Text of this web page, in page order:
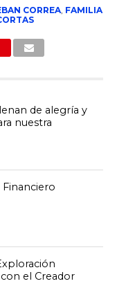
CORREA, FAMILIA
de alegría y
nuestra
Financiero
el Creador